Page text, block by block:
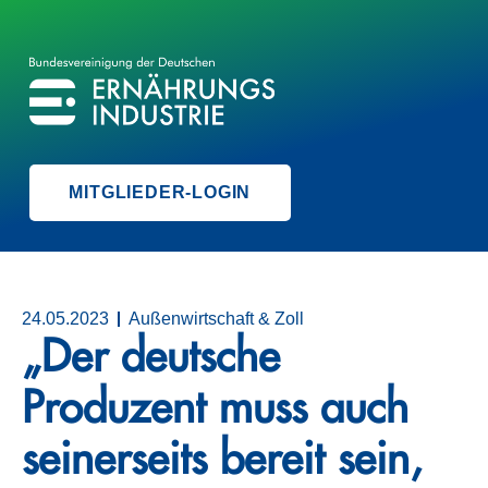
BVE
BUNDESVEREINIGUNG DER ERNÄHRUNGSINDUSTRIE
MITGLIEDER-LOGIN
24.05.2023 Außenwirtschaft & Zoll
„Der deutsche
Produzent muss auch
seinerseits bereit sein,